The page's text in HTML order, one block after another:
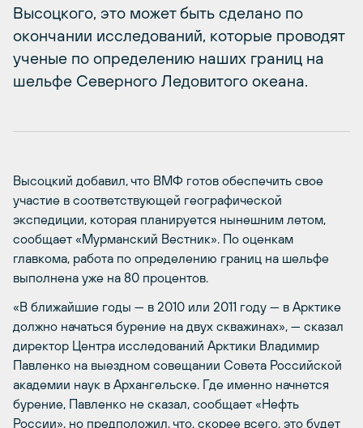
Высоцкого, это может быть сделано по
окончании исследований, которые проводят
ученые по определению наших границ на
шельфе Северного Ледовитого океана.
Высоцкий добавил, что ВМФ готов обеспечить свое
участие в соответствующей географической
экспедиции, которая планируется нынешним летом,
сообщает «Мурманский Вестник». По оценкам
главкома, работа по определению границ на шельфе
выполнена уже на 80 процентов.
«В ближайшие годы — в 2010 или 2011 году — в Арктике
должно начаться бурение на двух скважинах», — сказал
директор Центра исследований Арктики Владимир
Павленко на выездном совещании Совета Российской
академии наук в Архангельске. Где именно начнется
бурение, Павленко не сказал, сообщает «Нефть
России», но предположил, что, скорее всего, это будет